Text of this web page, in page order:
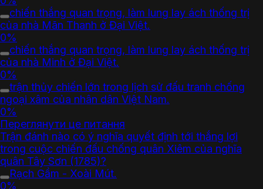
chiến thắng quan trọng, làm lung lay ách thống trị
của nhà Mãn Thanh ở Đại Việt.
0%
chiến thắng quan trọng, làm lung lay ách thống trị
của nhà Minh ở Đại Việt.
0%
trận thủy chiến lớn trong lịch sử đấu tranh chống
ngoại xâm của nhân dân Việt Nam.
0%
Переглянути це питання
Trận đánh nào có ý nghĩa quyết định tới thắng lợi
trong cuộc chiến đấu chống quân Xiêm của nghĩa
quân Tây Sơn (1785)?
Rạch Gầm - Xoài Mút.
0%